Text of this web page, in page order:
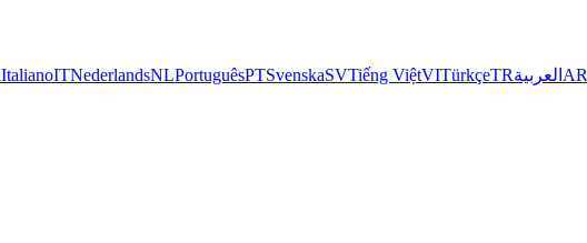
ItalianoITNederlandsNLPortuguêsPTSvenskaSVTiếng ViệtVITürkçeTRالعربية AR